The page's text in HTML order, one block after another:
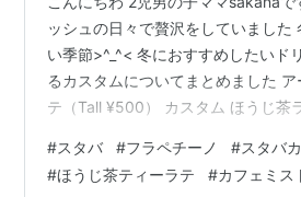
ッシュの日々で贅沢をしていました
い季節>^_^< 冬におすすめしたいド
るカスタムについてまとめました
テ（Tall ¥500） カスタム ほうじ茶
ラテ カスタム まとめ アールグレイ
¥500） 今年初めて注文したアール
#スタバ #フラペチーノ #スタバ
#ほうじ茶ティーラテ #カフェミス